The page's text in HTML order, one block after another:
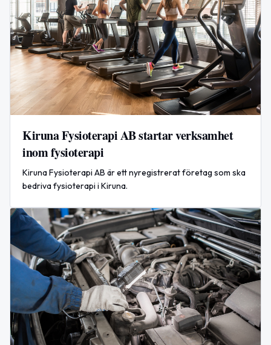
Kiruna Fysioterapi AB startar verksamhet
inom fysioterapi
Kiruna Fysioterapi AB är ett nyregistrerat företag som ska
bedriva fysioterapi i Kiruna.